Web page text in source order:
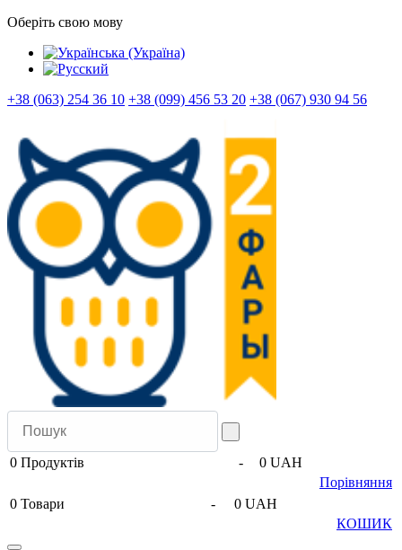
Оберіть свою мову
+38 (063) 254 36 10 +38 (099) 456 53 20 +38 (067) 930 94 56
0 Продуктів -
0 UAH
Порівняння
0 Товари -
0 UAH
КОШИК